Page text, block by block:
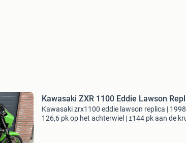
Kawasaki ZXR 1100 Eddie Lawson
Kawasaki zrx1100 eddie lawson replica |
126,6 pk op het achterwiel | ±144 pk aan de